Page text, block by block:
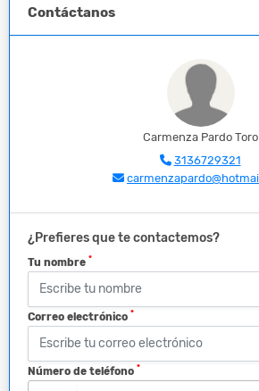
Contáctanos
Carmenza Pardo Toro
3136729321
¿Prefieres que te contactemos?
Tu nombre *
Correo electrónico *
Número de teléfono *